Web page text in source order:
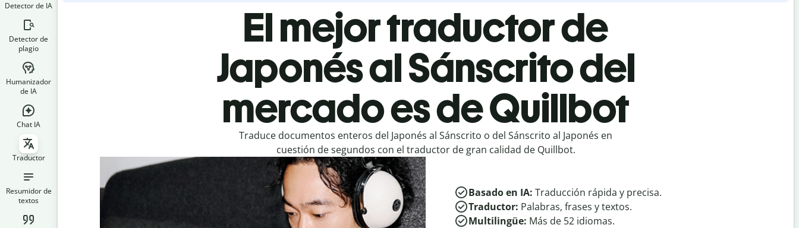
Detector de IA
Detector de
plagio
Humanizador
de IA
Chat IA
Traductor
Resumidor de
textos
El mejor traductor de
Japonés al Sánscrito del
mercado es de Quillbot
Traduce documentos enteros del Japonés al Sánscrito o del Sánscrito al Japonés en
cuestión de segundos con el traductor de gran calidad de Quillbot.
Basado en IA: Traducción rápida y precisa.
Traductor: Palabras, frases y textos.
Multilingüe: Más de 52 idiomas.